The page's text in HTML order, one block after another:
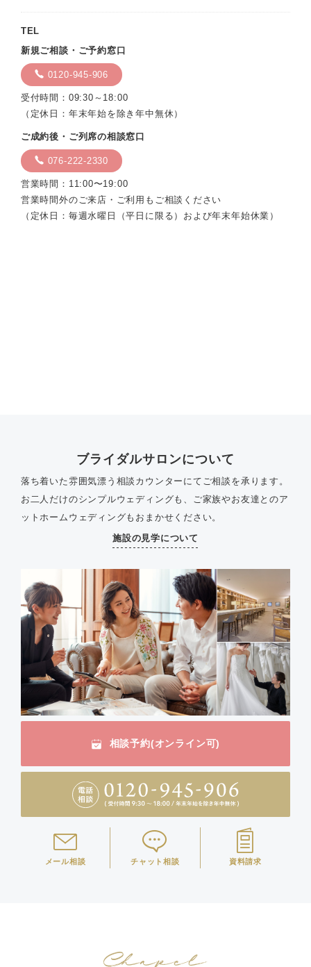
TEL
新規ご相談・ご予約窓口
0120-945-906
受付時間：09:30～18:00
（定休日：年末年始を除き年中無休）
ご成約後・ご列席の相談窓口
076-222-2330
営業時間：11:00〜19:00
営業時間外のご来店・ご利用もご相談ください
（定休日：毎週水曜日（平日に限る）および年末年始休業）
ブライダルサロンについて
落ち着いた雰囲気漂う相談カウンターにてご相談を承ります。
お二人だけのシンプルウェディングも、ご家族やお友達とのア
ットホームウェディングもおまかせください。
施設の見学について
相談予約(オンライン可)
メール相談 チャット相談 資料請求